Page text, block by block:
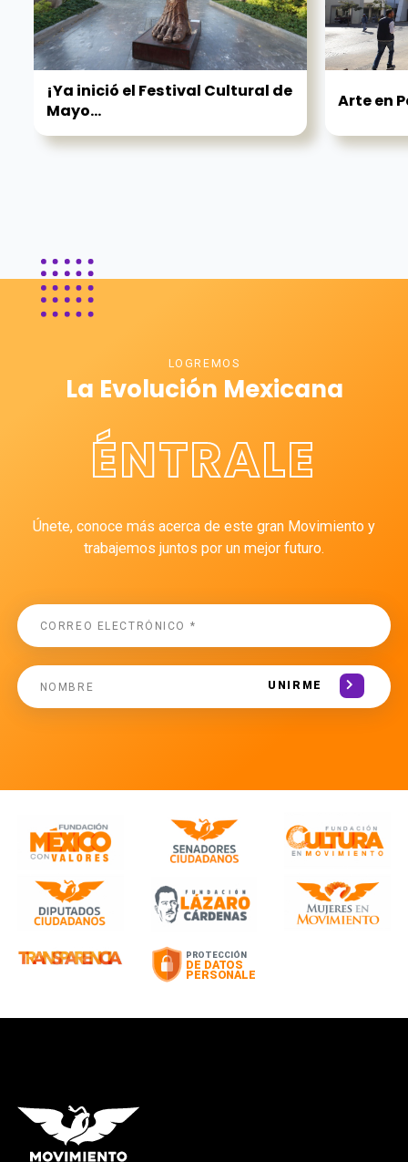
¡Ya inició el Festival Cultural de
Mayo...
Arte en
LOGREMOS
La Evolución Mexicana
ÉNTRALE
Únete, conoce más acerca de este gran Movimiento y
trabajemos juntos por un mejor futuro.
UNIRME